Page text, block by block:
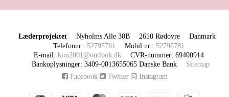
Læderprojektet Nyholms Alle 30B 2610 Rødovre
Danmark
Telefonnr. : 52795781 Mobil nr. : 52795781
E-mail : kim2001@outlook.dk CVR-nummer: 69400914
Bankoplysninger: 3409-0013655065 Danske Bank
Sitemap
Facebook
Twitter Instagram